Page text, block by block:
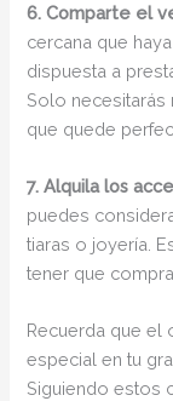
6. Comparte el
cercana que
dispuesta a
Solo necesitarás
que quede
7. Alquila los
puedes
tiaras o joyería.
tener que
Recuerda que el
especial en tu
Siguiendo estos